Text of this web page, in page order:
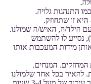
התנהגות גלויה.
זו שתחוזק.
עם הילד/ה, האיש/ה שמולנו.
נסייע לו להשתמש
מידות המעכבות אותו
המחזקים. המנחים.
להאיר בכל אחד שלמולנו